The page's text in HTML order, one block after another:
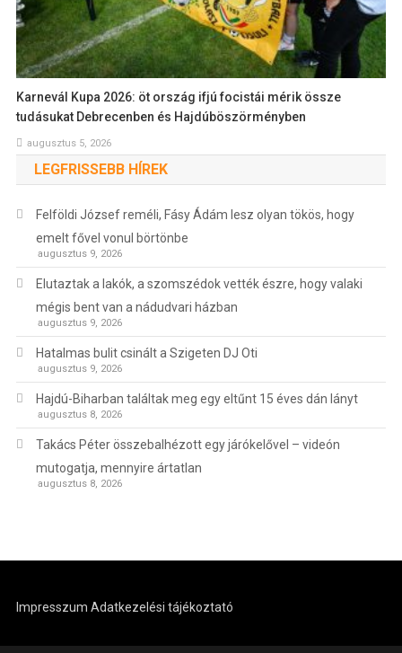
Karnevál Kupa 2026: öt ország ifjú focistái mérik össze
tudásukat Debrecenben és Hajdúböszörményben
augusztus 5, 2026
LEGFRISSEBB HÍREK
Felföldi József reméli, Fásy Ádám lesz olyan tökös, hogy
emelt fővel vonul börtönbe
augusztus 9, 2026
Elutaztak a lakók, a szomszédok vették észre, hogy valaki
mégis bent van a nádudvari házban
augusztus 9, 2026
Hatalmas bulit csinált a Szigeten DJ Oti
augusztus 9, 2026
Hajdú-Biharban találtak meg egy eltűnt 15 éves dán lányt
augusztus 8, 2026
Takács Péter összebalhézott egy járókelővel – videón
mutogatja, mennyire ártatlan
augusztus 8, 2026
Impresszum Adatkezelési tájékoztató